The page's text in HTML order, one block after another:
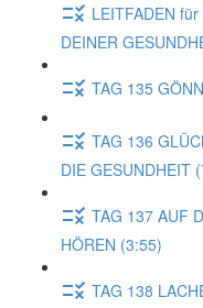
LEITFADEN
DEINER
TAG 135
TAG 136
DIE GESUNDHEIT
TAG 137 AUF
HÖREN (3:55)
TAG 138